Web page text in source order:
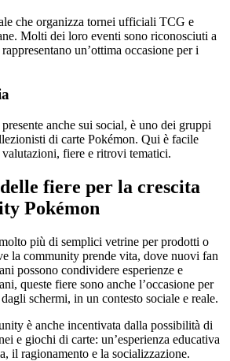
che organizza tornei ufficiali TCG e
Molti dei loro eventi sono riconosciuti a
un’ottima occasione per i
anche sui social, è uno dei gruppi
di carte Pokémon. Qui è facile
fiere e ritrovi tematici.
fiere per la crescita
Pokémon
più di semplici vetrine per prodotti o
la community prende vita, dove nuovi fan
possono condividere esperienze e
queste fiere sono anche l’occasione per
schermi, in un contesto sociale e reale.
è anche incentivata dalla possibilità di
e giochi di carte: un’esperienza educativa
il ragionamento e la socializzazione.